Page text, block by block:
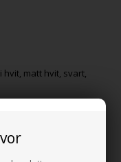
matt hvit, svart,